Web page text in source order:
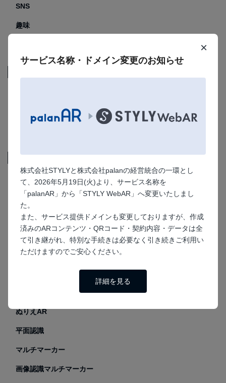
×
サービス名称・ドメイン変更のお知らせ
株式会社STYLYと株式会社palanの経営統合の一環とし
て、2026年5月19日(火)より、サービス名称を
「palanAR」から「STYLY WebAR」へ変更いたしまし
た。
また、サービス提供ドメインも変更しておりますが、作成
済みのARコンテンツ・QRコード・契約内容・データは全
て引き継がれ、特別な手続きは必要なく引き続きご利用い
ただけますのでご安心ください。
詳細を見る
SNS
趣味
エンタープライズプラン
ARマーカー
マーカーなし
顔認識
GPS
ぬりえAR
平面認識
マルチマーカー
画像認識マルチマーカー